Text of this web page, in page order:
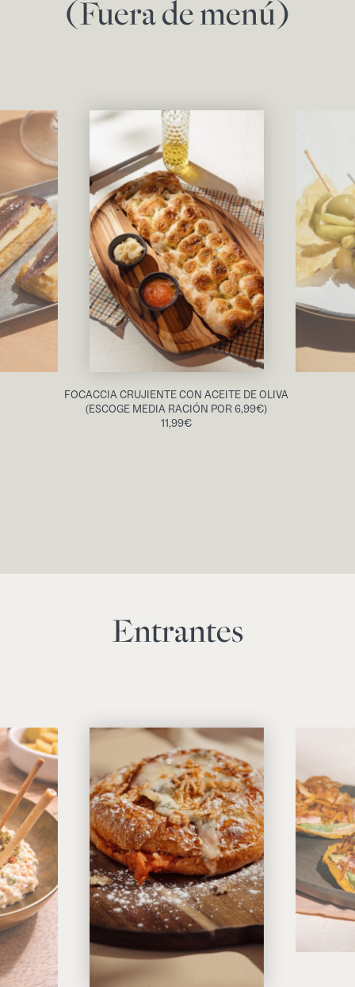
(Fuera de menú)
FOCACCIA CRUJIENTE CON ACEITE DE OLIVA
(ESCOGE MEDIA RACIÓN POR 6,99€)
11,99€
Entrantes